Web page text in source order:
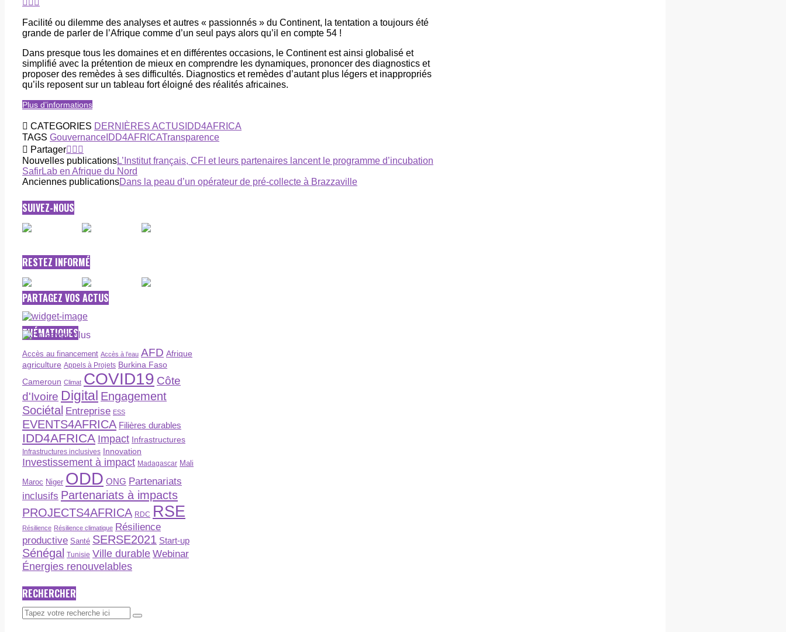
Facilité ou dilemme des analyses et autres « passionnés » du Continent, la tentation a toujours été
grande de parler de l’Afrique comme d’un seul pays alors qu’il en compte 54 !
Dans presque tous les domaines et en différentes occasions, le Continent est ainsi globalisé et
simplifié avec la prétention de mieux en comprendre les dynamiques, prononcer des diagnostics et
proposer des remèdes à ses difficultés. Diagnostics et remèdes d’autant plus légers et inappropriés
qu’ils reposent sur un tableau fort éloigné des réalités africaines.
Plus d’informations
CATEGORIES DERNIÈRES ACTUS IDD4AFRICA
TAGS Gouvernance IDD4AFRICATransparence
Partager
Nouvelles publicationsL’Institut français, CFI et leurs partenaires lancent le programme d’incubation
SafirLab en Afrique du Nord
Anciennes publicationsDans la peau d’un opérateur de pré-collecte à Brazzaville
SUIVEZ-NOUS
RESTEZ INFORMÉ
PARTAGEZ VOS ACTUS
THÉMATIQUES
Accès au financement Accès à l’eau AFD Afrique
agriculture Appels à Projets Burkina Faso
Cameroun Climat COVID19 Côte
d'Ivoire Digital Engagement
Sociétal Entreprise ESS
EVENTS4AFRICA Filières durables
IDD4AFRICA Impact Infrastructures
Infrastructures inclusives Innovation
Investissement à impact Madagascar Mali
Maroc Niger ODD ONG Partenariats
inclusifs Partenariats à impacts
PROJECTS4AFRICA RDC RSE
Résilience Résilience climatique Résilience
productive Santé SERSE2021 Start-up
Sénégal Tunisie Ville durable Webinar
Énergies renouvelables
RECHERCHER